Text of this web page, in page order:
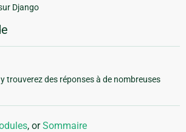
Django
trouverez des réponses à de nombreuses
, orSommaire